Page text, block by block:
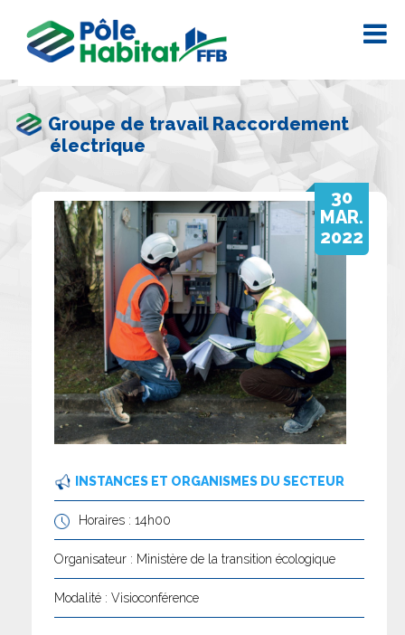
Groupe de travail Raccordement
électrique
30
MAR.
2022
INSTANCES ET ORGANISMES DU SECTEUR
Horaires : 14h00
Organisateur : Ministère de la transition écologique
Modalité : Visioconférence